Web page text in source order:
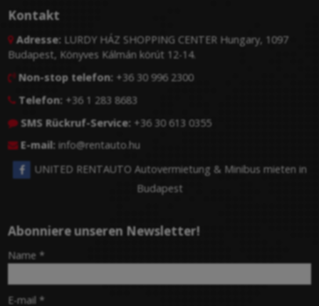
Kontakt
 Adresse: LURDY HÁZ SHOPPING CENTER Hungary, 1097
Budapest, Könyves Kálmán körút 12-14.
 Non-stop telefon: +36 30 996 2300
 Telefon: +36 1 283 8683
 SMS Rückruf-Service: +36 30 613 0355
 E-mail: info@rentauto.hu
UNITED RENTAUTO Autovermietung & Minibus mieten in
Budapest
Abonniere unseren Newsletter!
-
-
Name *
E-mail *